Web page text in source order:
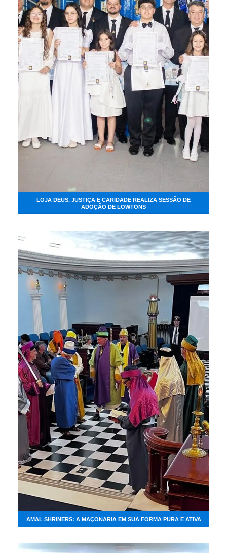
LOJA DEUS, JUSTIÇA E CARIDADE REALIZA SESSÃO DE
ADOÇÃO DE LOWTONS
AMAL SHRINERS: A MAÇONARIA EM SUA FORMA PURA E ATIVA